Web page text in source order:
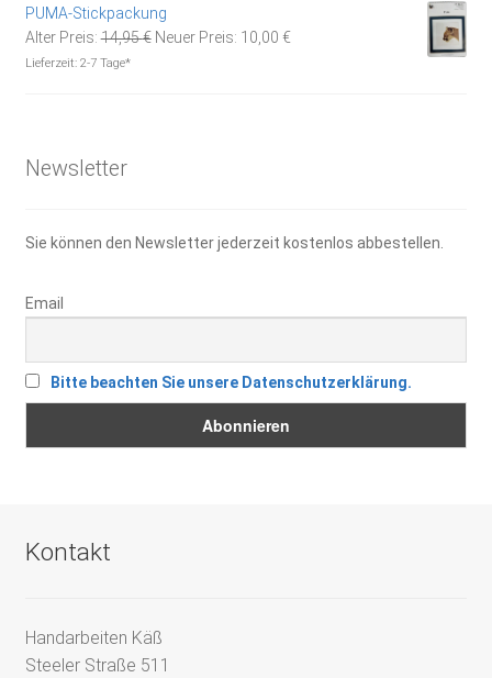
PUMA-Stickpackung
Alter Preis: 14,95€ Ursprünglicher
Neuer Preis: 10,00 €Aktueller
Lieferzeit: 2-7 Tage*
Newsletter
Sie können den Newsletter jederzeit kostenlos abbestellen.
Email
Bitte beachten Sie unsere Datenschutzerklärung.
Kontakt
Handarbeiten Käß
Steeler Straße 511